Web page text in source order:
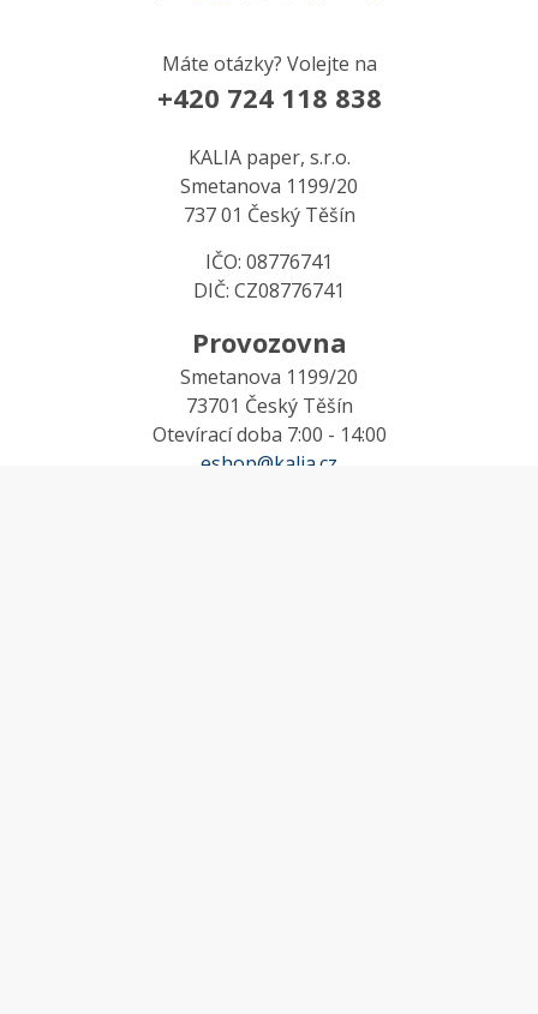
Máte otázky? Volejte na
+420 724 118 838
KALIA paper, s.r.o.
Smetanova 1199/20
737 01 Český Těšín
IČO: 08776741
DIČ: CZ08776741
Provozovna
Smetanova 1199/20
73701 Český Těšín
Otevírací doba 7:00 - 14:00
eshop@kalia.cz